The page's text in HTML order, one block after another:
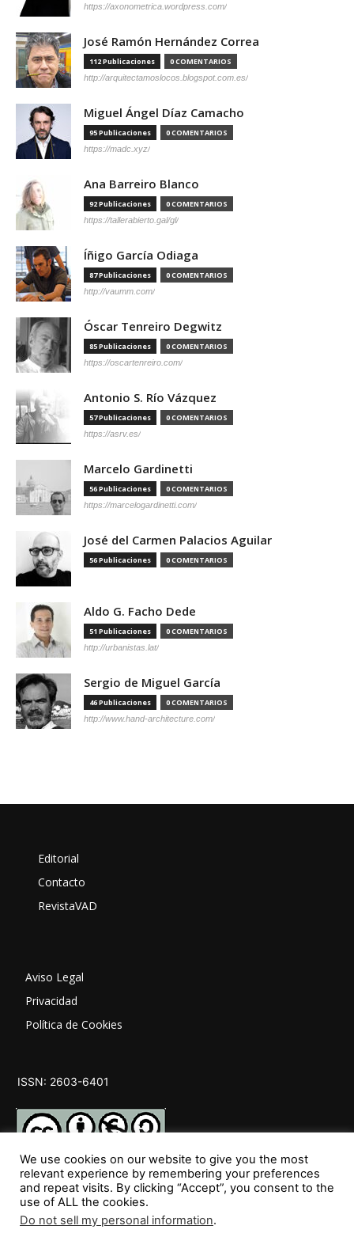
https://axonometrica.wordpress.com/
José Ramón Hernández Correa
112 Publicaciones 0 COMENTARIOS
http://arquitectamoslocos.blogspot.com.es/
Miguel Ángel Díaz Camacho
95 Publicaciones 0 COMENTARIOS
https://madc.xyz/
Ana Barreiro Blanco
92 Publicaciones 0 COMENTARIOS
https://tallerabierto.gal/gl/
Íñigo García Odiaga
87 Publicaciones 0 COMENTARIOS
http://vaumm.com/
Óscar Tenreiro Degwitz
85 Publicaciones 0 COMENTARIOS
https://oscartenreiro.com/
Antonio S. Río Vázquez
57 Publicaciones 0 COMENTARIOS
https://asrv.es/
Marcelo Gardinetti
56 Publicaciones 0 COMENTARIOS
https://marcelogardinetti.com/
José del Carmen Palacios Aguilar
56 Publicaciones 0 COMENTARIOS
Aldo G. Facho Dede
51 Publicaciones 0 COMENTARIOS
http://urbanistas.lat/
Sergio de Miguel García
46 Publicaciones 0 COMENTARIOS
http://www.hand-architecture.com/
Editorial
Contacto
RevistaVAD
Aviso Legal
Privacidad
Política de Cookies
ISSN: 2603-6401
SÍGUENOS
We use cookies on our website to give you the most
relevant experience by remembering your preferences
and repeat visits. By clicking “Accept”, you consent to the
use of ALL the cookies.
Do not sell my personal information.